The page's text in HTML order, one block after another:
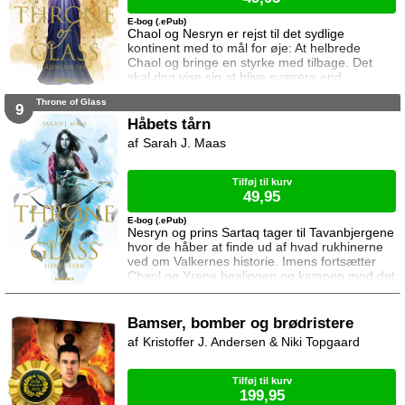
Chaol og Nesryn er rejst til det sydlige
kontinent med to mål for øje: At helbrede
Chaol og bringe en styrke med tilbage. Det
skal dog vise sig at blive sværere end
forventet, for khaganen, det sydlige kontinents
træffe en beslutning her og nu. Da en healer
frygter Chaol og Nesryn at Valkerne er fulgt
E-bog (.ePub)
9 Throne of Glass
Håbets tårn
Nesryn og prins Sartaq tager til Tavanbjergene
hvor de håber at finde ud af hvad rukhinerne
ved om Valkernes historie. Imens fortsætter
Chaol og Yrene healingen og kampen mod det
mystiske mørke som lurer inden i ham. Men
deres venner derhjemme.
E-bog (.ePub)
Sarah J. Maas
Tilføj til kurv
49,95
Bamser, bomber og brødristere
Kristoffer J. Andersen & Niki Topgaard
Tilføj til kurv
199,95